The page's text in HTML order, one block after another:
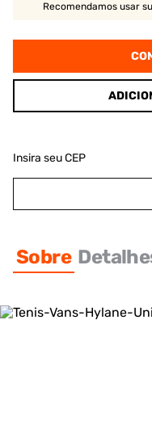
Recomendamos usar
Insira seu CEP
Sobre